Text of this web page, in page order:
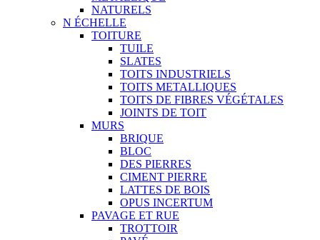
NATURELS
N ÉCHELLE
TOITURE
TUILE
SLATES
TOITS INDUSTRIELS
TOITS METALLIQUES
TOITS DE FIBRES VÉGÉTALES
JOINTS DE TOIT
MURS
BRIQUE
BLOC
DES PIERRES
CIMENT PIERRE
LATTES DE BOIS
OPUS INCERTUM
PAVAGE ET RUE
TROTTOIR